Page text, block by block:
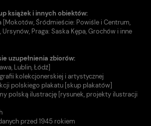
książek i innych obiektów:
[Mokotów, Śródmieście: Powiśle i Centrum,
Praga: Saska Kępa, Grochów i inne
uzupełnienia zbiorów:
Lublin, Łódź]
kolekcjonerskiej i artystycznej
polskiego plakatu [skup plakatów]
polską ilustrację [rysunek, projekty ilustracji
przed 1945 rokiem